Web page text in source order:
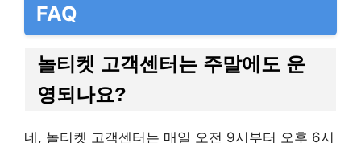
FAQ
놀티켓 고객센터는 주말에도 운
영되나요?
네, 놀티켓 고객센터는 매일 오전 9시부터 오후 6시